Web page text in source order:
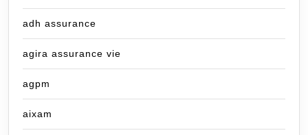
adh assurance
agira assurance vie
agpm
aixam